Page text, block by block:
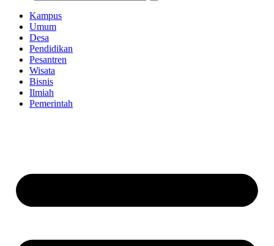
Kampus
Umum
Desa
Pendidikan
Pesantren
Wisata
Bisnis
Ilmiah
Pemerintah